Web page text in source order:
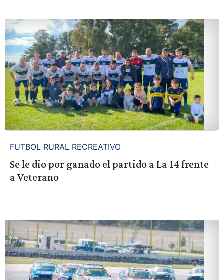
FUTBOL RURAL RECREATIVO
Se le dio por ganado el partido a La 14 frente
a Veterano